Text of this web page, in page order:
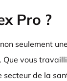
Pro ?
seulement une
vous
secteur de la